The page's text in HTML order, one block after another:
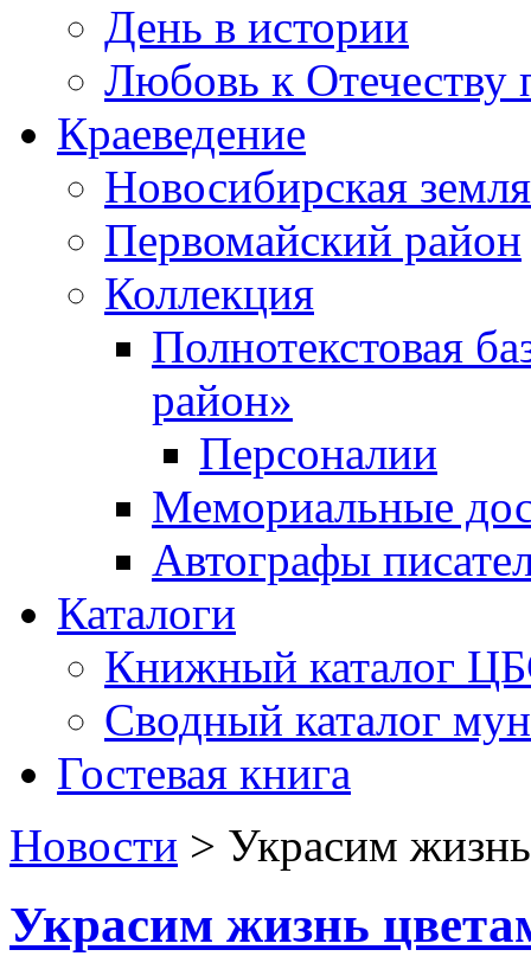
День в истории
Любовь к Отечеству
Краеведение
Новосибирская земля
Первомайский район
Коллекция
Полнотекстовая
район»
Персоналии
Мемориальные
Автографы
Каталоги
Книжный каталог
Сводный каталог
Гостевая книга
Новости > Украсим
Украсим жизнь